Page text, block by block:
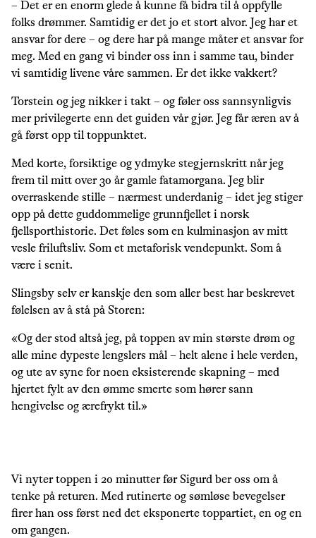
– Det er en enorm glede å kunne få bidra til å oppfylle
folks drømmer. Samtidig er det jo et stort alvor. Jeg har et
ansvar for dere – og dere har på mange måter et ansvar for
meg. Med en gang vi binder oss inn i samme tau, binder
vi samtidig livene våre sammen. Er det ikke vakkert?
Torstein og jeg nikker i takt – og føler oss sannsynligvis
mer privilegerte enn det guiden vår gjør. Jeg får æren av å
gå først opp til toppunktet.
Med korte, forsiktige og ydmyke stegjernskritt når jeg
frem til mitt over 30 år gamle fatamorgana. Jeg blir
overraskende stille – nærmest underdanig – idet jeg stiger
opp på dette guddommelige grunnfjellet i norsk
fjellsporthistorie. Det føles som en kulminasjon av mitt
vesle friluftsliv. Som et metaforisk vendepunkt. Som å
være i senit.
Slingsby selv er kanskje den som aller best har beskrevet
følelsen av å stå på Storen:
«Og der stod altså jeg, på toppen av min største drøm og
alle mine dypeste lengslers mål – helt alene i hele verden,
og ute av syne for noen eksisterende skapning – med
hjertet fylt av den ømme smerte som hører sann
hengivelse og ærefrykt til.»
Vi nyter toppen i 20 minutter før Sigurd ber oss om å
tenke på returen. Med rutinerte og sømløse bevegelser
firer han oss først ned det eksponerte toppartiet, en og en
om gangen.